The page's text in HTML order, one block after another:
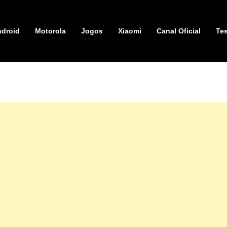
Motorola Jogos Xiaomi Canal Oficial